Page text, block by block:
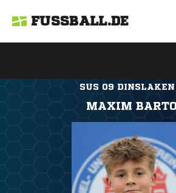
FUSSBALL.DE
SUS 09
MAXIM